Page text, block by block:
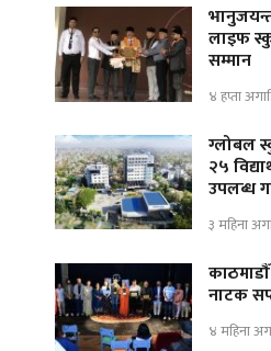
लाइफ
सम्मान
४ हप्ता
ग्लोबल
२५
उपलब्ध
३ महिना
काठमाडौँ
नाटक
४ महिना